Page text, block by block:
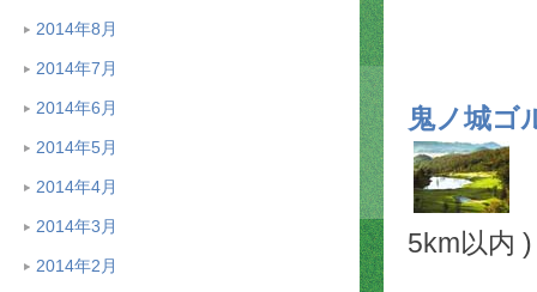
2014年8月
2014年7月
2014年6月
2014年5月
2014年4月
2014年3月
2014年2月
鬼ノ城ゴ
5km以内 )